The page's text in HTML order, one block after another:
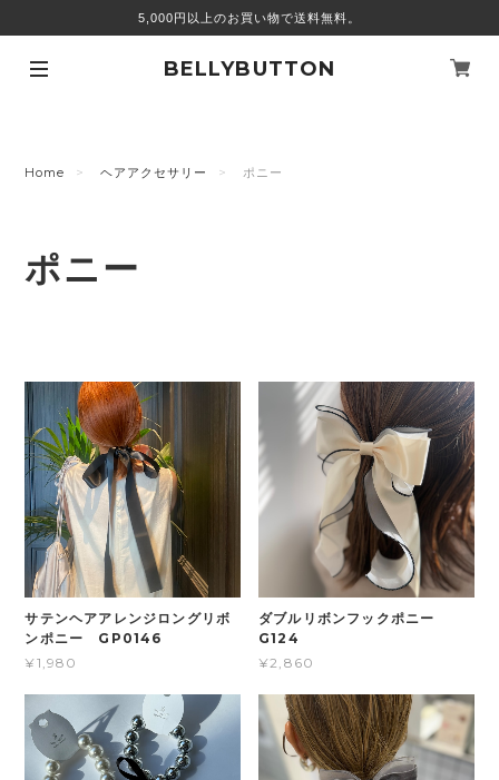
5,000円以上のお買い物で送料無料。
BELLYBUTTON
Home ヘアアクセサリー ポニー
ポニー
サテンヘアアレンジロングリボ
ンポニー GP0146
¥1,980
ダブルリボンフックポニー
G124
¥2,860